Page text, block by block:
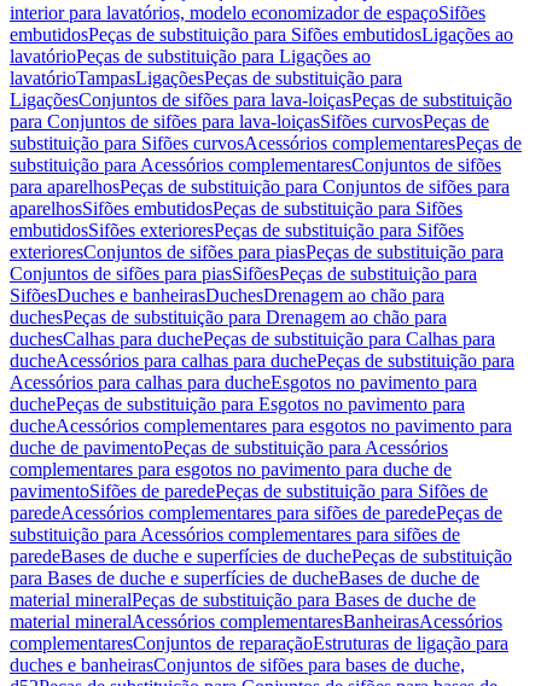
interior para lavatórios, modelo economizador de espaçoSifões
embutidosPeças de substituição para Sifões embutidosLigações ao
lavatórioPeças de substituição para Ligações ao
lavatórioTampasLigaçõesPeças de substituição para
LigaçõesConjuntos de sifões para lava-loiçasPeças de substituição
para Conjuntos de sifões para lava-loiçasSifões curvosPeças de
substituição para Sifões curvosAcessórios complementaresPeças de
substituição para Acessórios complementaresConjuntos de sifões
para aparelhosPeças de substituição para Conjuntos de sifões para
aparelhosSifões embutidosPeças de substituição para Sifões
embutidosSifões exterioresPeças de substituição para Sifões
exterioresConjuntos de sifões para piasPeças de substituição para
Conjuntos de sifões para piasSifõesPeças de substituição para
SifõesDuches e banheirasDuchesDrenagem ao chão para
duchesPeças de substituição para Drenagem ao chão para
duchesCalhas para duchePeças de substituição para Calhas para
ducheAcessórios para calhas para duchePeças de substituição para
Acessórios para calhas para ducheEsgotos no pavimento para
duchePeças de substituição para Esgotos no pavimento para
ducheAcessórios complementares para esgotos no pavimento para
duche de pavimentoPeças de substituição para Acessórios
complementares para esgotos no pavimento para duche de
pavimentoSifões de paredePeças de substituição para Sifões de
paredeAcessórios complementares para sifões de paredePeças de
substituição para Acessórios complementares para sifões de
paredeBases de duche e superfícies de duchePeças de substituição
para Bases de duche e superfícies de ducheBases de duche de
material mineralPeças de substituição para Bases de duche de
material mineralAcessórios complementaresBanheirasAcessórios
complementaresConjuntos de reparaçãoEstruturas de ligação para
duches e banheirasConjuntos de sifões para bases de duche,